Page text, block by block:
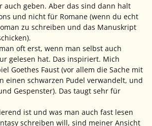
auch geben. Aber das sind dann halt
und nicht für Romane (wenn du echt
zu schreiben und das Manuskript
oft erst, wenn man selbst auch
gelesen hat. Das inspiriert. Mich
Goethes Faust (vor allem die Sache mit
einen schwarzen Pudel verwandelt, und
Gespenster). Das taugt sehr für
ist und was man auch fast lesen
schreiben will, sind meiner Ansicht